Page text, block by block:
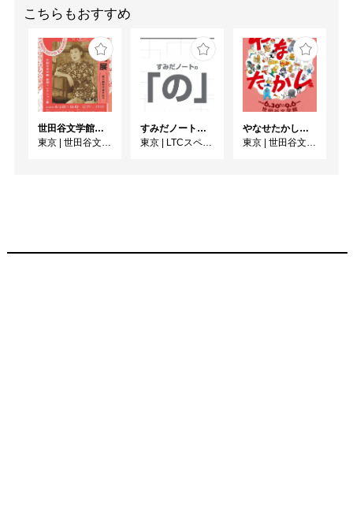
こちらもおすすめ
世田谷文学館コレクション展 没後30年 宇野千代展
東京
世田谷文学館
すみだノート展2026 ~すみだノートの「の」～
東京
LTCスペース
やなせたかし展 人生はよろこばせごっこ
東京
世田谷文学館